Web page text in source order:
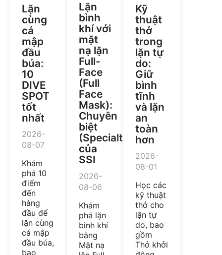
Lặn
cùng
cá
mập
đầu
búa:
10
DIVE
SPOT
tốt
nhất
2026-
08-07
Khám
phá 10
điểm
đến
hàng
đầu để
lặn cùng
cá mập
đầu búa,
bao
Lặn
bình
khí với
mặt
nạ lặn
Full-
Face
(Full
Face
Mask):
Chuyên
biệt
(Specialty)
của
SSI
2026-
08-06
Khám
phá lặn
bình khí
bằng
Mặt nạ
Kỹ
thuật
thở
trong
lặn tự
do:
Giữ
bình
tĩnh
và lặn
an
toàn
hơn
2026-
08-01
Học các
kỹ thuật
thở cho
lặn tự
do, bao
gồm
Thở khởi